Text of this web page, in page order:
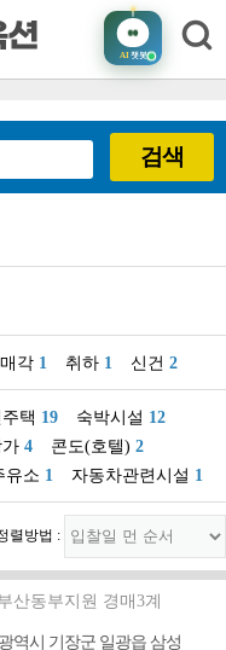
AI챗봇
검색
매각 1 취하 1 신건 2
택 19 숙박시설 12
4 콘도(호텔) 2
유소 1 자동차관련시설 1
렬방법 :
산동부지원 경매3계
역시 기장군 일광읍 삼성